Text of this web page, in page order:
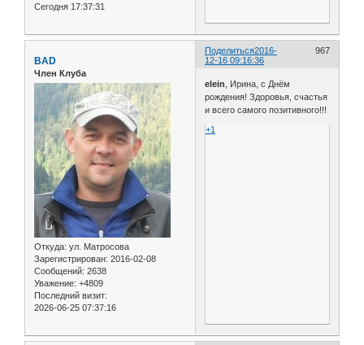
Сегодня 17:37:31
Поделиться 967
2016-
12-16 09:16:36
BAD
Член Клуба
Откуда: ул. Матросова
Зарегистрирован: 2016-02-08
Сообщений: 2638
Уважение: +4809
Последний визит:
2026-06-25 07:37:16
elein , Ирина, с Днём
рождения! Здоровья, счастья
и всего самого позитивного!!!
+1